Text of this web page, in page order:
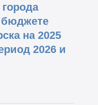
на 2025
2026 и